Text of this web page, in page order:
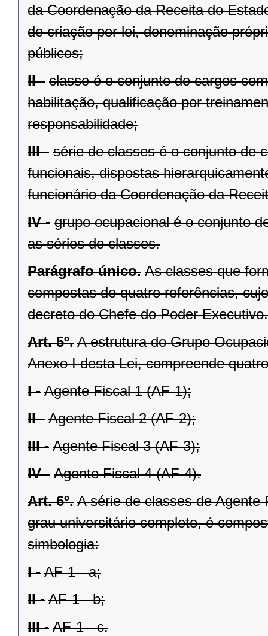
da Coordenação da Receita do
de criação por lei, denominação
públicos;
II - classe é o conjunto de cargos
habilitação, qualificação por
responsabilidade;
III - série de classes é o conjunto de
funcionais, dispostas
funcionário da Coordenação da
IV - grupo ocupacional é o conjunto
as séries de classes.
Parágrafo único. As classes que
compostas de quatro referências,
decreto do Chefe do Poder Executivo.
Art. 5º. A estrutura do Grupo
Anexo I desta Lei, compreende
I - Agente Fiscal 1 (AF-1);
II - Agente Fiscal 2 (AF-2);
III - Agente Fiscal 3 (AF-3);
IV - Agente Fiscal 4 (AF-4).
Art. 6º. A série de classes de
grau universitário completo, é
simbologia:
I - AF-1 - a;
II - AF-1 - b;
III - AF-1 - c.